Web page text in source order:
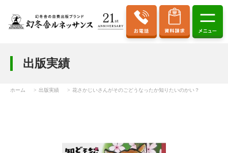
出版実績
ホーム 出版実績 花さかじいさんがそのごどうなったか知りたいのかい？